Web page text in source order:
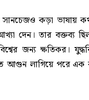
সানচেজও কড়া ভাষায়
দেন। তার বক্তব্য
জন্য ক্ষতিকর।
আগুন লাগিয়ে পরে এক